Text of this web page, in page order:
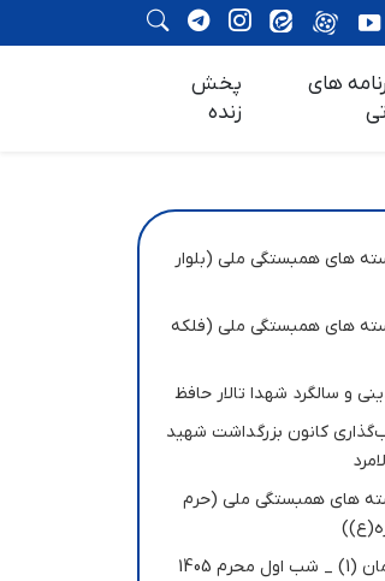
های
پخش
زنده
های همبستگی ملی (بلوار
های همبستگی ملی (فلکه
و سالگرد شهدا تالار حافظ
کانون بزرگداشت شهید
های همبستگی ملی (حرم
1405